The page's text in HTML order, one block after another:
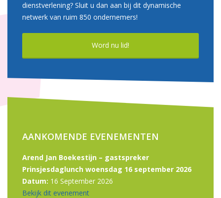
dienstverlening? Sluit u dan aan bij dit dynamische
netwerk van ruim 850 ondernemers!
Word nu lid!
AANKOMENDE EVENEMENTEN
Arend Jan Boekestijn – gastspreker
Prinsjesdaglunch woensdag 16 september 2026
Datum: 16 September 2026
Bekijk dit evenement